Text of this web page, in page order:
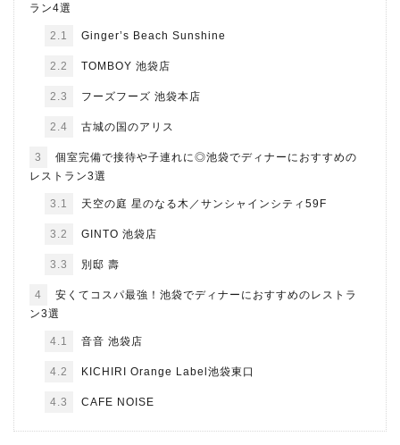
ラン4選
2.1 Ginger’s Beach Sunshine
2.2 TOMBOY 池袋店
2.3 フーズフーズ 池袋本店
2.4 古城の国のアリス
3
個室完備で接待や子連れに◎池袋でディナーにおすすめの
レストラン3選
3.1 天空の庭 星のなる木／サンシャインシティ59F
3.2 GINTO 池袋店
3.3 別邸 壽
4
安くてコスパ最強！池袋でディナーにおすすめのレストラ
ン3選
4.1 音音 池袋店
4.2 KICHIRI Orange Label池袋東口
4.3 CAFE NOISE